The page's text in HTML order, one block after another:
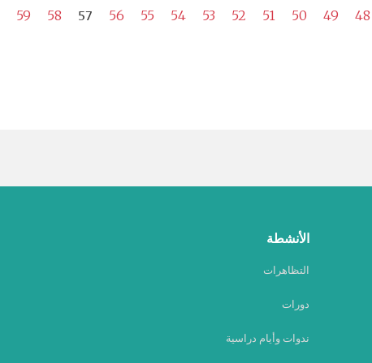
48
49
50
51
52
53
54
55
56
57
58
59
الأنشطة
التظاهرات
دورات
ندوات وأيام دراسية